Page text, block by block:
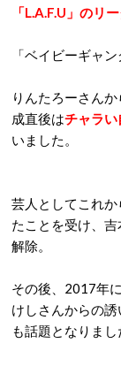
「L.A.F.U 」のリ
「ベイビーギャ
りんたろーさん
成直後はチャラ
いました。
芸人としてこれか
たことを受け、吉
解除。
その後、 2017年
けしさんからの誘
も話題となりまし